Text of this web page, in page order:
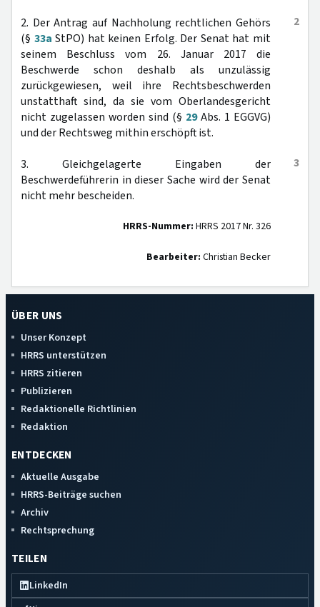
2
2. Der Antrag auf Nachholung rechtlichen Gehörs
(§ 33a StPO) hat keinen Erfolg. Der Senat hat mit
seinem Beschluss vom 26. Januar 2017 die
Beschwerde schon deshalb als unzulässig
zurückgewiesen, weil ihre Rechtsbeschwerden
unstatthaft sind, da sie vom Oberlandesgericht
nicht zugelassen worden sind (§ 29Abs. 1 EGGVG)
und der Rechtsweg mithin erschöpft ist.
3
3. Gleichgelagerte Eingaben der
Beschwerdeführerin in dieser Sache wird der Senat
nicht mehr bescheiden.
HRRS-Nummer: HRRS 2017 Nr. 326
Bearbeiter: Christian Becker
ÜBER UNS
Unser Konzept
HRRS unterstützen
HRRS zitieren
Publizieren
Redaktionelle Richtlinien
Redaktion
ENTDECKEN
Aktuelle Ausgabe
HRRS-Beiträge suchen
Archiv
Rechtsprechung
TEILEN
LinkedIn